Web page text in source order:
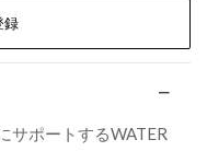
録
サポートするWATER